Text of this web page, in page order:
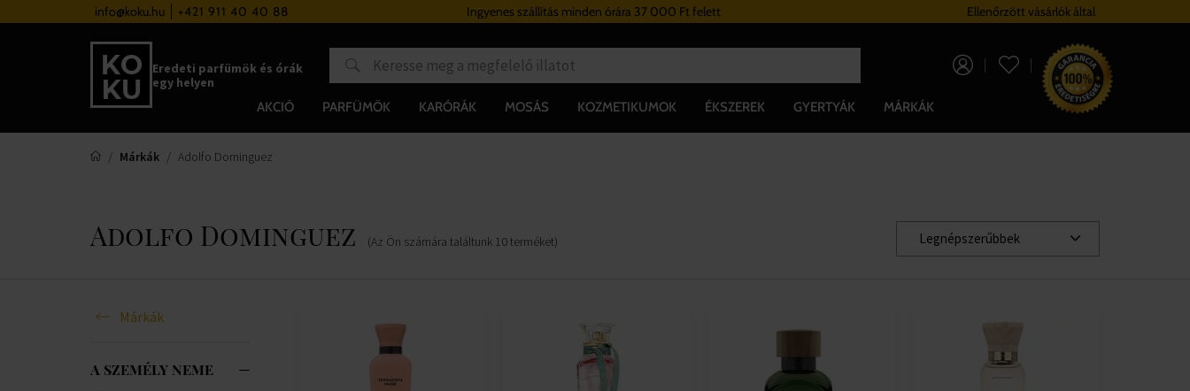
info@koku.hu +421 911 40 40 88
Hűségrendszer Ingyenes szállítás minden órára 37 000 Ft felett Ellenőrzött vásárlók által
Eredeti parfümök és órák
egy helyen
0 Ft
AKCIÓ PARFÜMÖK KARÓRÁK MOSÁS KOZMETIKUMOK ÉKSZEREK GYERTYÁK MÁRKÁK
Márkák Adolfo Dominguez
Adolfo Dominguez (Az Ön számára találtunk 10terméket) Legnépszerűbbek
Márkák
A SZEMÉLY NEME